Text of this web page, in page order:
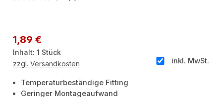
Regulärer Preis:
1,89 €
Inhalt:1 Stück
inkl. MwSt.
zzgl. Versandkosten
Temperaturbeständige Fitting
Geringer Montageaufwand